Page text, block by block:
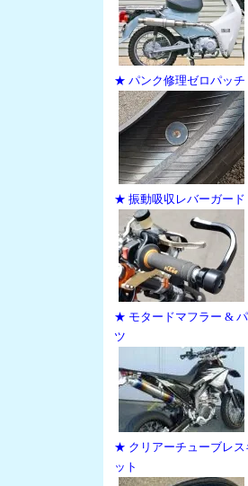
★ パンク修理ゼロパッチ
★ 振動吸収レバーガード
★ モタードマフラー &
ツ
★ クリアーチューブレス
ット